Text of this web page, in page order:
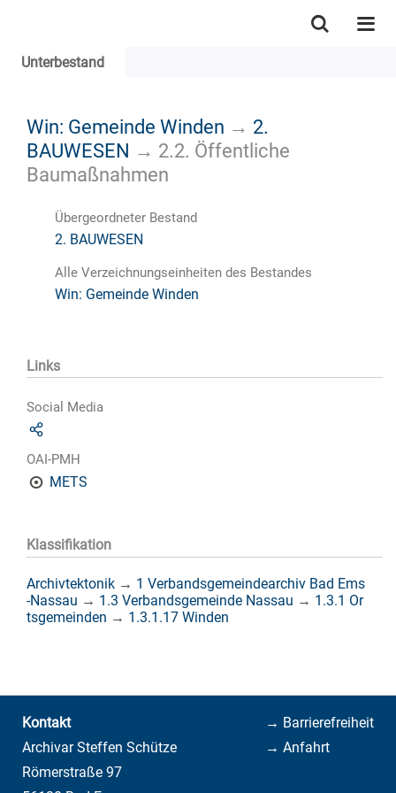
Unterbestand
Win: Gemeinde Winden → 2.
BAUWESEN → 2.2. Öffentliche
Baumaßnahmen
Übergeordneter Bestand
2. BAUWESEN
Alle Verzeichnungseinheiten des Bestandes
Win: Gemeinde Winden
Links
Social Media
OAI-PMH
METS
Klassifikation
Archivtektonik → 1 Verbandsgemeindearchiv Bad Ems
-Nassau → 1.3 Verbandsgemeinde Nassau → 1.3.1 Or
tsgemeinden → 1.3.1.17 Winden
→ Barrierefreiheit
→ Anfahrt
Kontakt
Archivar Steffen Schütze
Römerstraße 97